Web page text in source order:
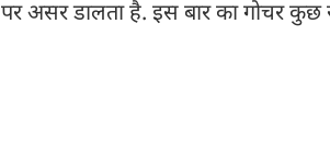
असर डालता है. इस बार का गोचर कुछ